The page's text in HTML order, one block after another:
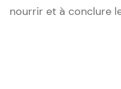
nourrir et à conclure